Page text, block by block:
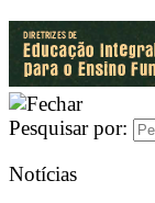
Pesquisar por:
Notícias